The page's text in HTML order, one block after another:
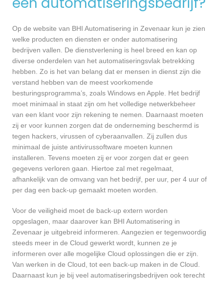
Op de website van BHI Automatisering in Zevenaar kun je zien
welke producten en diensten er onder automatisering
bedrijven vallen. De dienstverlening is heel breed en kan op
diverse onderdelen van het automatiseringsvlak betrekking
hebben. Zo is het van belang dat er mensen in dienst zijn die
verstand hebben van de meest voorkomende
besturingsprogramma’s, zoals Windows en Apple. Het bedrijf
moet minimaal in staat zijn om het volledige netwerkbeheer
van een klant voor zijn rekening te nemen. Daarnaast moeten
zij er voor kunnen zorgen dat de onderneming beschermd is
tegen hackers, virussen of cyberaanvallen. Zij zullen dus
minimaal de juiste antivirussoftware moeten kunnen
installeren. Tevens moeten zij er voor zorgen dat er geen
gegevens verloren gaan. Hiertoe zal met regelmaat,
afhankelijk van de omvang van het bedrijf, per uur, per 4 uur of
per dag een back-up gemaakt moeten worden.
Voor de veiligheid moet de back-up extern worden
opgeslagen, maar daarover kan BHI Automatisering in
Zevenaar je uitgebreid informeren. Aangezien er tegenwoordig
steeds meer in de Cloud gewerkt wordt, kunnen ze je
informeren over alle mogelijke Cloud oplossingen die er zijn.
Van werken in de Cloud, tot een back-up maken in de Cloud.
Daarnaast kun je bij veel automatiseringsbedrijven ook terecht